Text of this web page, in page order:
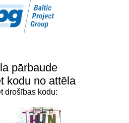
pārbaude
kodu no attēla
drošības kodu: